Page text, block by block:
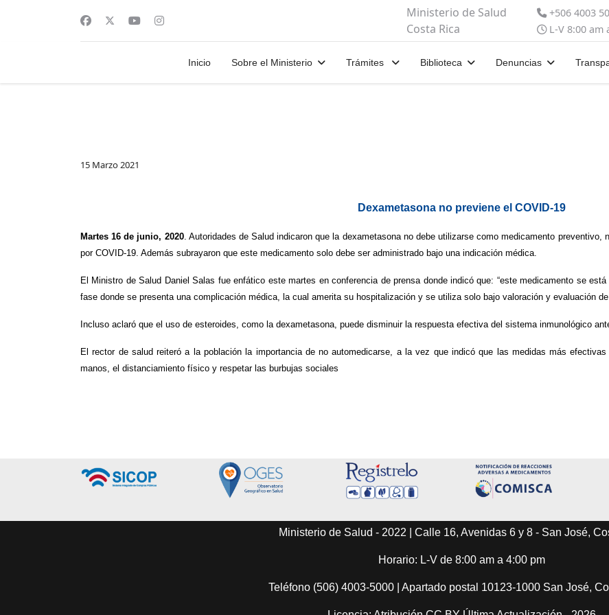
Ministerio de Salud
Costa Rica
+506 4003
L-V 8:00 am
Inicio Sobre el Ministerio Trámites Biblioteca Denuncias
15 Marzo 2021
Dexametasona no previene el COVID-19
Martes 16 de junio, 2020. Autoridades de Salud indicaron que la dexametasona no debe utilizarse como medicamento
por COVID-19. Además subrayaron que este medicamento solo debe ser administrado bajo una indicación médica.
El Ministro de Salud Daniel Salas fue enfático este martes en conferencia de prensa donde indicó que: “este medicamento se
fase donde se presenta una complicación médica, la cual amerita su hospitalización y se utiliza solo bajo valoración y evaluación
Incluso aclaró que el uso de esteroides, como la dexametasona, puede disminuir la respuesta efectiva del sistema inmunológico
El rector de salud reiteró a la población la importancia de no automedicarse, a la vez que indicó que las medidas más
manos, el distanciamiento físico y respetar las burbujas sociales
Ministerio de Salud - 2022 | Calle 16, Avenidas 6 y 8 - San José,
Horario: L-V de 8:00 am a 4:00 pm
Teléfono (506) 4003-5000 | Apartado postal 10123-1000 San José,